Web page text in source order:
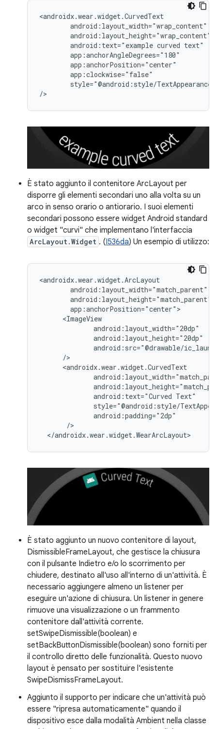
android:text="example curved
style="@android:style/
È stato aggiunto il contenitore ArcLayout per
disporre gli elementi secondari uno alla volta su un
arco in senso orario o antiorario. I suoi elementi
secondari possono essere widget Android standard
o widget "curvi" che implementano l'interfaccia
ArcLayout.Widget . (I536da) Un esempio di utilizzo:
android:text="Curved
È stato aggiunto un nuovo contenitore di layout,
DismissibleFrameLayout, che gestisce la chiusura
con il pulsante Indietro e/o lo scorrimento per
chiudere, destinato all'uso all'interno di un'attività. È
necessario aggiungere almeno un listener per
eseguire un'azione di chiusura. Un listener in genere
rimuove una visualizzazione o un frammento
contenitore dall'attività corrente.
setSwipeDismissible(boolean) e
setBackButtonDismissible(boolean) sono forniti per
il controllo diretto delle funzionalità. Questo nuovo
layout è pensato per sostituire l'esistente
SwipeDismissFrameLayout.
Aggiunto il supporto per indicare che un'attività può
essere "ripresa automaticamente" quando il
dispositivo esce dalla modalità Ambient nella classe